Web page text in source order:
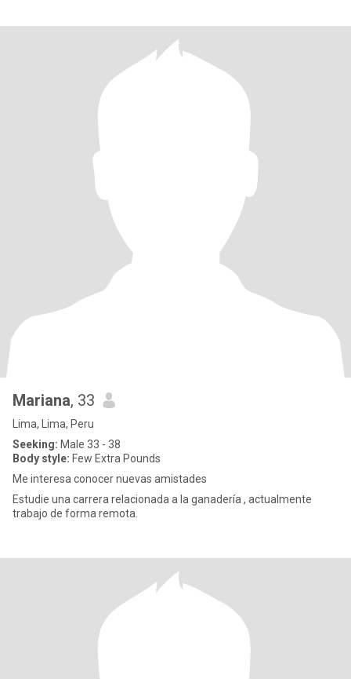
Mariana, 33
Lima, Lima, Peru
Seeking: Male 33 - 38
Body style: Few Extra Pounds
Me interesa conocer nuevas amistades
Estudie una carrera relacionada a la ganadería , actualmente
trabajo de forma remota.